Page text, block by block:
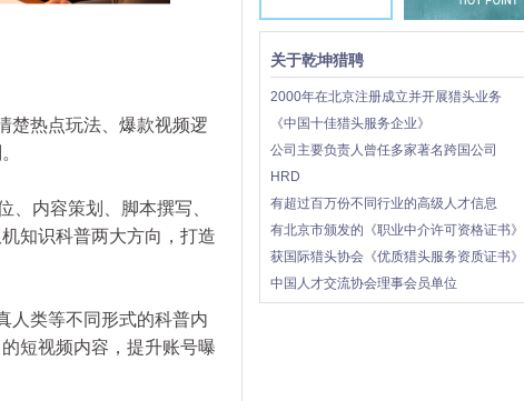
热点玩法、爆款视频逻
内容策划、脚本撰写、
知识科普两大方向，打造
类等不同形式的科普内
短视频内容，提升账号曝
关于乾坤猎聘
2000年在北京注册成立并开展猎头业务
《中国十佳猎头服务企业》
公司主要负责人曾任多家著名跨国公司
HRD
有超过百万份不同行业的高级人才信息
有北京市颁发的《职业中介许可资格证书》
获国际猎头协会《优质猎头服务资质证书》
中国人才交流协会理事会员单位